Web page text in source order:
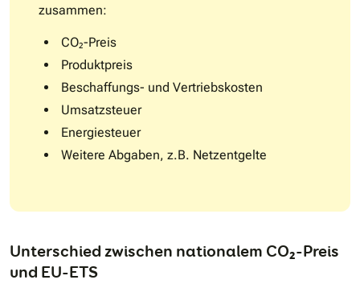
zusammen:
CO₂-Preis
Produktpreis
Beschaffungs- und Vertriebskosten
Umsatzsteuer
Energiesteuer
Weitere Abgaben, z.B. Netzentgelte
Unterschied zwischen nationalem CO₂-Preis
und EU-ETS